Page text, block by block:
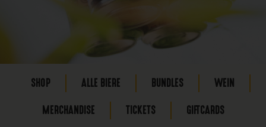
SHOP ALLE BIERE BUNDLES WEIN
MERCHANDISE TICKETS GIFTCARDS